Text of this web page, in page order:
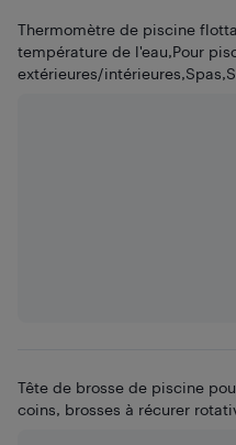
Thermomètre de piscine
température de l'eau,Pour
extérieures/
Tête de brosse de piscine
coins, brosses à récurer